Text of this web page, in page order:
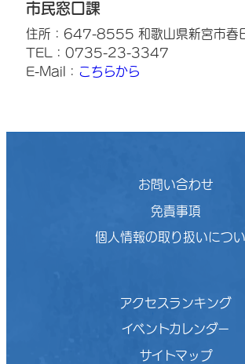
市民窓口課
住所：647-8555 和歌山県新宮市春
TEL：0735-23-3347
E-Mail： こちらから
お問い合わせ
免責事項
個人情報の取り扱いにつ
アクセスランキング
イベントカレンダー
サイトマップ